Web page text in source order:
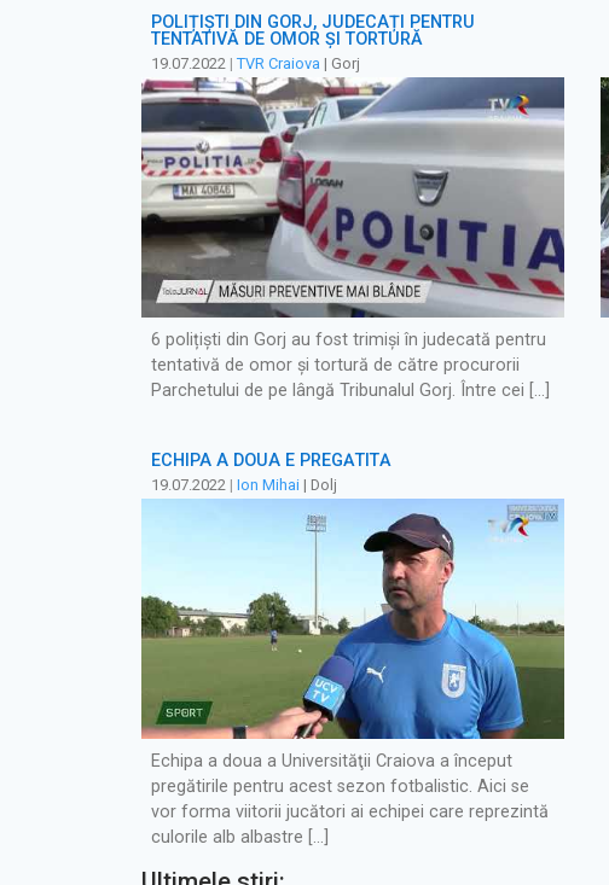
POLIȚIȘTI DIN GORJ, JUDECAȚI PENTRU
TENTATIVĂ DE OMOR ȘI TORTURĂ
19.07.2022 | TVR Craiova | Gorj
6 polițiști din Gorj au fost trimiși în judecată pentru
tentativă de omor și tortură de către procurorii
Parchetului de pe lângă Tribunalul Gorj. Între cei […]
ECHIPA A DOUA E PREGĂTITĂ
19.07.2022 | Ion Mihai | Dolj
Echipa a doua a Universităţii Craiova a început
pregătirile pentru acest sezon fotbalistic. Aici se
vor forma viitorii jucători ai echipei care reprezintă
culorile alb albastre […]